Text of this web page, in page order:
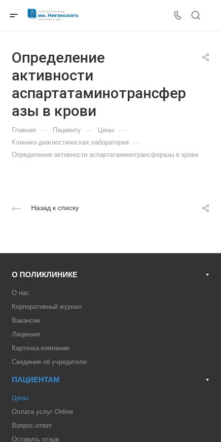
Определение
активности
аспартатаминотрансфер
азы в крови
Главная — Пациенту — Цены —
Клинико-диагностическая лаборатория —
Определение активности аспартатаминотрансферазы в крови
Назад к списку
О ПОЛИКЛИНИКЕ
О нас
Корпоративный журнал
Вакансии
Лицензия
Карточка компании
Сведения об учредителе
ПАЦИЕНТАМ
Цены
Оплата услуг Online
Вопрос-ответ
Оставить отзыв